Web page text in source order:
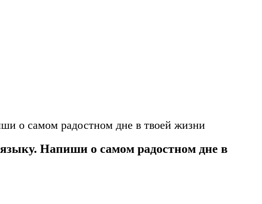
о самом радостном дне в твоей жизни
Напиши о самом радостном дне в